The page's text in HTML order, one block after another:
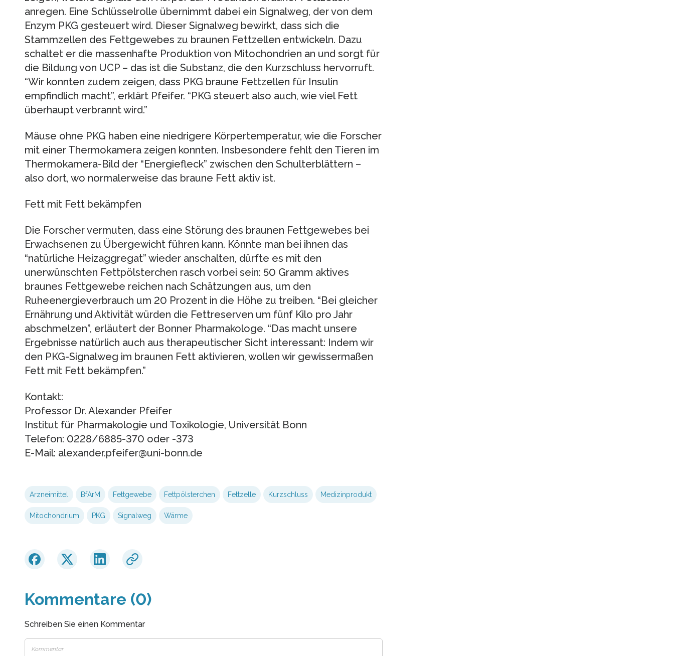
anregen. Eine Schlüsselrolle übernimmt dabei ein Signalweg, der von dem
Enzym PKG gesteuert wird. Dieser Signalweg bewirkt, dass sich die
Stammzellen des Fettgewebes zu braunen Fettzellen entwickeln. Dazu
schaltet er die massenhafte Produktion von Mitochondrien an und sorgt für
die Bildung von UCP – das ist die Substanz, die den Kurzschluss hervorruft.
“Wir konnten zudem zeigen, dass PKG braune Fettzellen für Insulin
empfindlich macht”, erklärt Pfeifer. “PKG steuert also auch, wie viel Fett
überhaupt verbrannt wird.”
Mäuse ohne PKG haben eine niedrigere Körpertemperatur, wie die Forscher
mit einer Thermokamera zeigen konnten. Insbesondere fehlt den Tieren im
Thermokamera-Bild der “Energiefleck” zwischen den Schulterblättern –
also dort, wo normalerweise das braune Fett aktiv ist.
Fett mit Fett bekämpfen
Die Forscher vermuten, dass eine Störung des braunen Fettgewebes bei
Erwachsenen zu Übergewicht führen kann. Könnte man bei ihnen das
“natürliche Heizaggregat” wieder anschalten, dürfte es mit den
unerwünschten Fettpölsterchen rasch vorbei sein: 50 Gramm aktives
braunes Fettgewebe reichen nach Schätzungen aus, um den
Ruheenergieverbrauch um 20 Prozent in die Höhe zu treiben. “Bei gleicher
Ernährung und Aktivität würden die Fettreserven um fünf Kilo pro Jahr
abschmelzen”, erläutert der Bonner Pharmakologe. “Das macht unsere
Ergebnisse natürlich auch aus therapeutischer Sicht interessant: Indem wir
den PKG-Signalweg im braunen Fett aktivieren, wollen wir gewissermaßen
Fett mit Fett bekämpfen.”
Kontakt:
Professor Dr. Alexander Pfeifer
Institut für Pharmakologie und Toxikologie, Universität Bonn
Telefon: 0228/6885-370 oder -373
E-Mail: alexander.pfeifer@uni-bonn.de
Arzneimittel BfArM Fettgewebe Fettpölsterchen Fettzelle Kurzschluss Medizinprodukt
Mitochondrium PKG Signalweg Wärme
Kommentare (0)
Schreiben Sie einen Kommentar